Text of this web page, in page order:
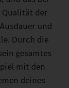
Qualität der
und
Durch die
gesamtes
mit den
deines